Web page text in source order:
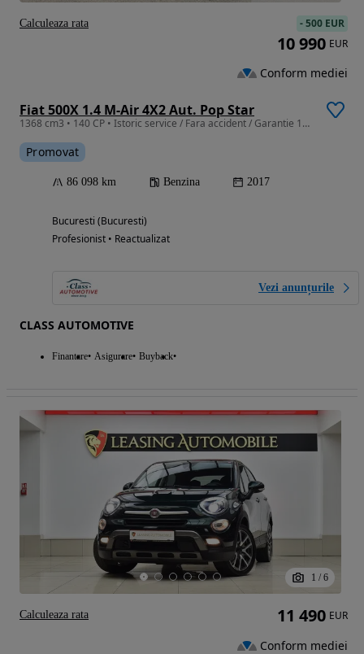
Fiat 500X 1.4 M-Air 4X2 Aut. Pop Star
1368 cm3 • 140 CP • Istoric service / Fara accident / Garantie 12-36 Luni
Promovat
86 098 km Benzina 2017
Bucuresti (Bucuresti)
Profesionist • Reactualizat
Vezi anunțurile
CLASS AUTOMOTIVE
Finantare Asigurare Buyback
-500 EUR
10 990 EUR
Conform mediei
Calculeaza rata
1 / 6
11 490 EUR
Conform mediei
Calculeaza rata